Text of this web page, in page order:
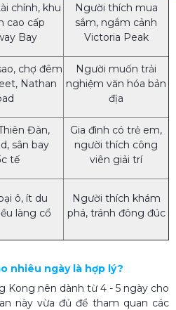
chính, khu
cao cấp
Bay
Người thích mua
sắm, ngắm cảnh
Victoria Peak
chợ đêm
Nathan
Người muốn trải
nghiệm văn hóa bản
địa
Đàn,
sân bay
tế
Gia đình có trẻ em,
người thích công
viên giải trí
ô, ít du
làng cổ
Người thích khám
phá, tránh đông đúc
nhiêu ngày là hợp lý?
Kong nên dành từ 4 - 5 ngày cho
này vừa đủ để tham quan các